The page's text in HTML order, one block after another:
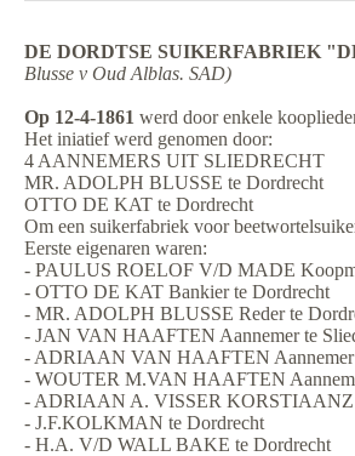
DE DORDTSE SUIKERFABRIEK
Blusse v Oud Alblas. SAD)
Op 12-4-1861 werd door enkele
Het iniatief werd genomen door:
4 AANNEMERS UIT SLIEDRECHT
MR. ADOLPH BLUSSE te Dordrecht
OTTO DE KAT te Dordrecht
Om een suikerfabriek voor
Eerste eigenaren waren:
- PAULUS ROELOF V/D MADE
- OTTO DE KAT Bankier te Dordrecht
- MR. ADOLPH BLUSSE Reder te
- JAN VAN HAAFTEN Aannemer te
- ADRIAAN VAN HAAFTEN Aannemer
- WOUTER M.VAN HAAFTEN
- ADRIAAN A. VISSER KORSTIAANZ
- J.F.KOLKMAN te Dordrecht
- H.A. V/D WALL BAKE te Dordrecht